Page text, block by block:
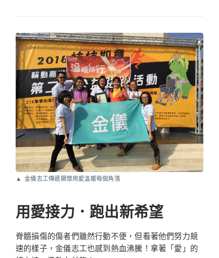
金儀志工傳遞關懷用愛溫暖每個角落
用愛接力．跑出新希望
脊髓損傷的傷者們雖然行動不便，但看著他們努力競
速的樣子，金儀志工也感到熱血沸騰！拿著「愛」的